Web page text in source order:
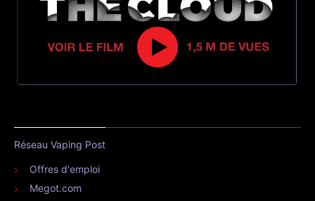
Réseau Vaping Post
Offres d'emploi
Megot.com